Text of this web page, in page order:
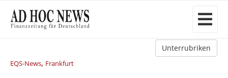
Unterrubriken
EQS-News, Frankfurt